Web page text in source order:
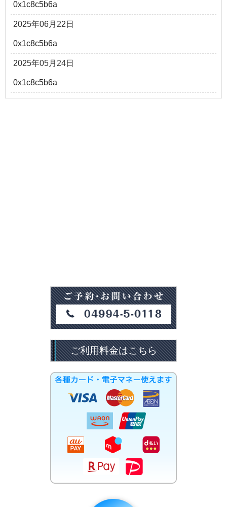
0x1c8c5b6a
2025年06月22日
0x1c8c5b6a
2025年05月24日
0x1c8c5b6a
ご利用料金はこちら